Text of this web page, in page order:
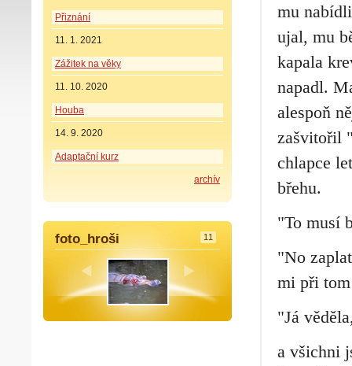
mu
ujal, mu
kapala
napadl.
alespoň
zašvitořil
chlapce
břehu.
"To musí
"No
mi při
"Já
a všichni
Přiznání
11. 1. 2021
Zážitek na věky
11. 10. 2020
Houba
14. 9. 2020
Adaptační kurz
archív
foto_hroši 11